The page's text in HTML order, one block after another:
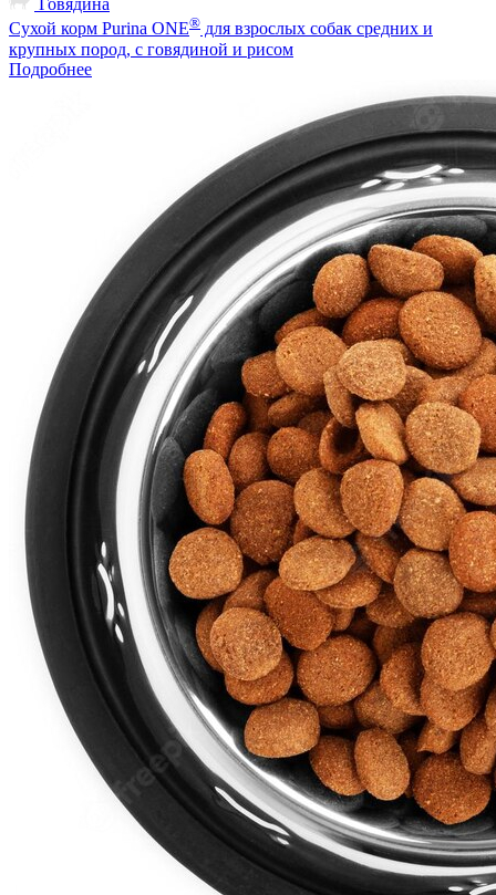
Говядина
Сухой корм Purina ONE® для взрослых собак средних и
крупных пород, с говядиной и рисом
Подробнее